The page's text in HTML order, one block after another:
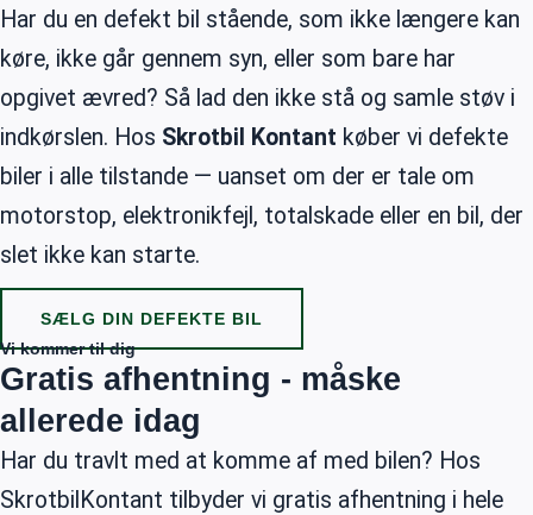
Har du en defekt bil stående, som ikke længere kan
køre, ikke går gennem syn, eller som bare har
opgivet ævred? Så lad den ikke stå og samle støv i
indkørslen. Hos Skrotbil Kontant køber vi defekte
biler i alle tilstande — uanset om der er tale om
motorstop, elektronikfejl, totalskade eller en bil, der
slet ikke kan starte.
SÆLG DIN DEFEKTE BIL
Vi kommer til dig
Gratis afhentning - måske
allerede idag
Har du travlt med at komme af med bilen? Hos
SkrotbilKontant tilbyder vi gratis afhentning i hele